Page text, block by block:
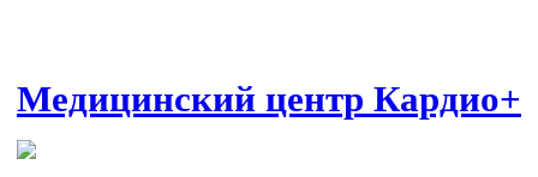
Медицинский центр Кардио+